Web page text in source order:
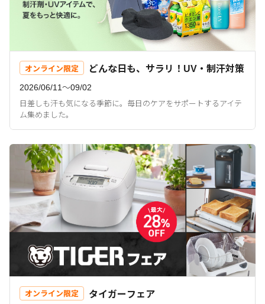
オンライン限定 どんな日も、サラリ！UV・制汗対策
2026/06/11〜09/02
日差しも汗も気になる季節に。毎日のケアをサポートするアイテ
ム集めました。
オンライン限定 タイガーフェア